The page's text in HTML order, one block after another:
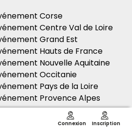
Connexion Inscription
Corse
Centre Val de Loire
Grand Est
Hauts de France
Nouvelle Aquitaine
Occitanie
Pays de la Loire
Provence Alpes